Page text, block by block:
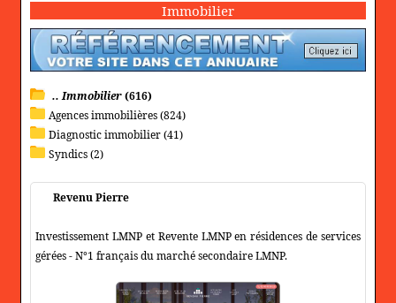
Immobilier
.. Immobilier(616)
Agences immobilières (824)
Diagnostic immobilier (41)
Syndics (2)
Revenu Pierre
Investissement LMNP et Revente LMNP en résidences de services
gérées - N°1 français du marché secondaire LMNP.